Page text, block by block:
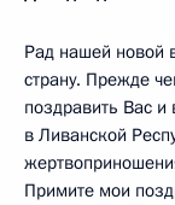
Рад нашей новой
страну. Прежде
поздравить Вас
в Ливанской
Примите мои